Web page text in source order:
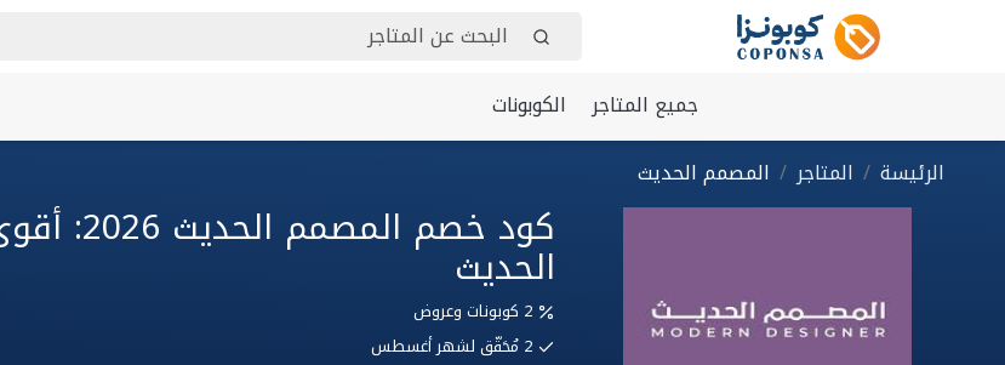
جميع المتاجر الكوبونات
الرئيسة
المتاجر المصمم الحديث
الحديث
2 كوبونات وعروض
2 مُحَقّق لشهر أغسطس